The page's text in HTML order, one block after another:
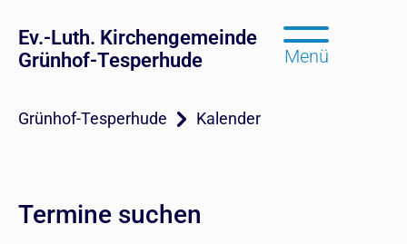
Ev.-Luth. Kirchengemeinde
Grünhof-Tesperhude
Menü
Grünhof-Tesperhude Kalender
Termine suchen